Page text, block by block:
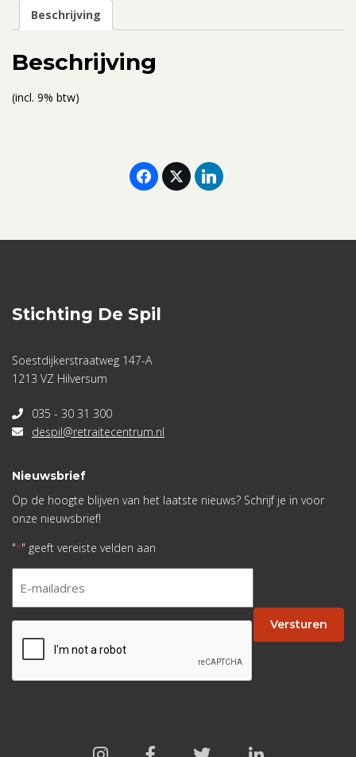
november
2024
Beschrijving
Beschrijving
(incl. 9% btw)
Stichting De Spil
Soestdijkerstraatweg 147-A
1213 VZ Hilversum
035 - 30 31 300
despil@retraitecentrum.nl
Nieuwsbrief
Op de hoogte blijven van het laatste nieuws? Schrijf je in voor
onze nieuwsbrief!
"*" geeft vereiste velden aan
* Versturen